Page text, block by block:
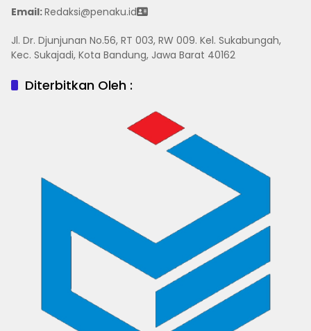
Email:Redaksi@penaku.id
Jl. Dr. Djunjunan No.56, RT 003, RW 009. Kel. Sukabungah,
Kec. Sukajadi, Kota Bandung, Jawa Barat 40162
Diterbitkan Oleh :